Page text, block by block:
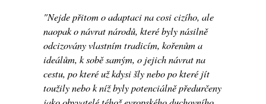
"Nejde přitom o adaptaci na cosi cizího, ale
naopak o návrat národů, které byly násilně
odcizovány vlastním tradicím, kořenům a
ideálům, k sobě samým, o jejich návrat na
cestu, po které už kdysi šly nebo po které jít
toužily nebo k níž byly potenciálně předurčeny